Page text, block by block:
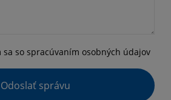
sa so spracúvaním osobných údajov
Odoslať správu